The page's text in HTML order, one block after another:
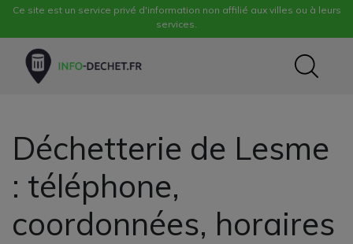
Ce site est un service privé d'information non affilié aux villes ou à leurs
services.
Déchetterie de Lesme
: téléphone,
coordonnées, horaires